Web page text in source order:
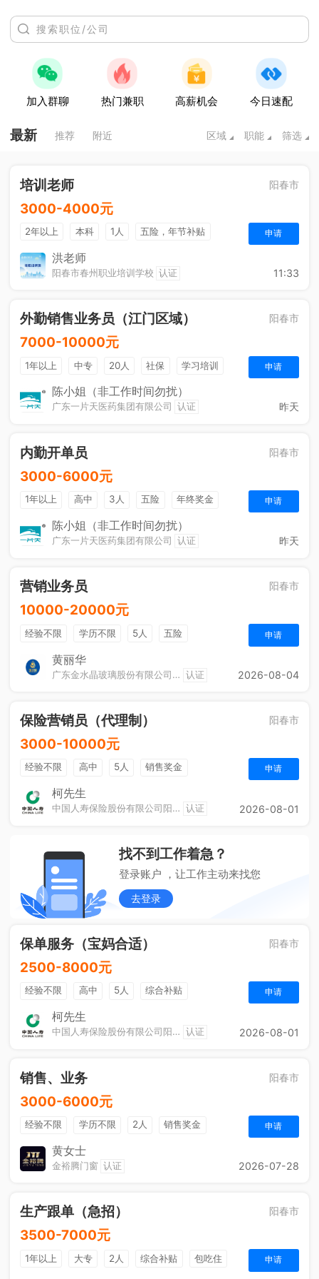
加入群聊 热门兼职 高薪机会 今日速配
最新 推荐 附近 区域 职能 筛选
培训老师 阳春市
3000-4000元
2年以上 本科 1人
五险，年节补贴
单双休
申请
洪老师
阳春市春州职业培训学校 认证 11:33
外勤销售业务员（江门区域） 阳春市
7000-10000元
1年以上 中专 20人 社保
学习培训
法定节假日
年终奖金 销售奖金
申请
陈小姐（非工作时间勿扰）
广东一片天医药集团有限公司 认证 昨天
内勤开单员 阳春市
3000-6000元
1年以上 高中 3人 五险
年终奖金
奖励计划
销售奖金 法定节假日
申请
陈小姐（非工作时间勿扰）
广东一片天医药集团有限公司 认证 昨天
营销业务员 阳春市
10000-20000元
经验不限 学历不限 5人 五险 申请
黄丽华
广东金水晶玻璃股份有限公司（阳春） 认证 2026-08-04
保险营销员（代理制） 阳春市
3000-10000元
经验不限 高中 5人
销售奖金
奖励计划
休假制度
定期团建
申请
柯先生
中国人寿保险股份有限公司阳春市支公司城区营销服务部 认证 2026-08-01
找不到工作着急？
登录账户 ，让工作主动来找您
去登录
保单服务（宝妈合适） 阳春市
2500-8000元
经验不限 高中 5人
综合补贴
奖励计划
销售奖金
定期团建
申请
柯先生
中国人寿保险股份有限公司阳春市支公司城区营销服务部 认证 2026-08-01
销售、业务 阳春市
3000-6000元
经验不限 学历不限 2人
销售奖金
休假制度
申请
黄女士
金裕腾门窗 认证 2026-07-28
生产跟单（急招） 阳春市
3500-7000元
1年以上 大专 2人 综合补贴
包吃住
申请